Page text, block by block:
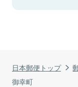
日本郵便トップ
御幸町